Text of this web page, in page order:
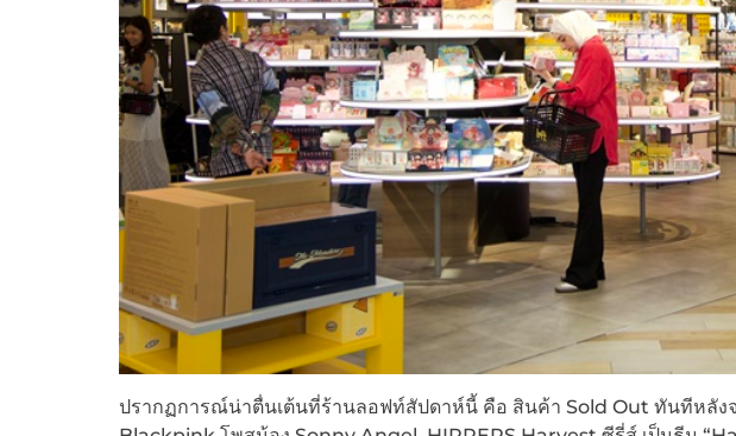
ปรากฏการณ์น่าตื่นเต้นที่ร้านลอฟท์สัปดาห์นี้ คือ สินค้า Sold Out ทันทีหลัง